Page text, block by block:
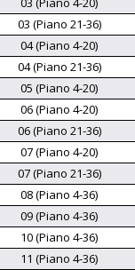
03 (Piano 21-36)
04 (Piano 4-20)
04 (Piano 21-36)
05 (Piano 4-20)
06 (Piano 4-20)
06 (Piano 21-36)
07 (Piano 4-20)
07 (Piano 21-36)
08 (Piano 4-36)
09 (Piano 4-36)
10 (Piano 4-36)
11 (Piano 4-36)